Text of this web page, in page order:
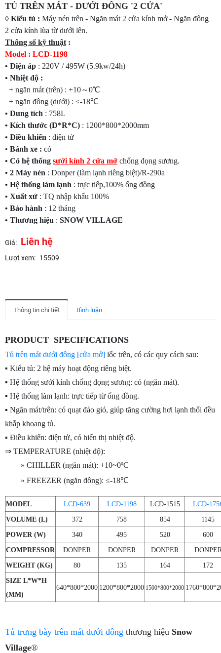
TỦ TRÊN MÁT - DƯỚI ĐÔNG '2 CỬA'
◊ Kiểu tủ : Máy nén trên - Ngăn mát 2 cửa kính mở - Ngăn đông
2 cửa kính lùa từ dưới lên.
Thông số kỹ thuật :
Model : LCD-1198
• Điện áp : 220V / 495W (5.9kw/24h)
• Nhiệt độ :
+ ngăn mát (trên) : +10～0℃
+ ngăn đông (dưới) : ≤-18℃
• Dung tích : 758L
• Kích thước (D*R*C) : 1200*800*2000mm
• Điều khiển : điện tử
• Bánh xe : có
• Có hệ thống sưởi kính 2 cửa mở chống đọng sương.
• 2 Máy nén : Donper (làm lạnh riêng biệt)/R-290a
• Hệ thống làm lạnh : trực tiếp,100% ống đồng
• Xuất xứ : TQ nhập khẩu 100%
• Bảo hành : 12 tháng
• Thương hiệu : SNOW VILLAGE
Giá: Liên hệ
Lượt xem: 15509
Thông tin chi tiết Bình luận
PRODUCT SPECIFICATIONS
Tủ trên mát dưới đông [cửa mở] lốc trên, có các quy cách sau:
▪ Kiểu tủ: 2 hệ máy hoạt động riêng biệt.
▪ Hệ thống sưởi kính chống đọng sương: có (ngăn mát).
▪ Hệ thống làm lạnh: trực tiếp từ ống đồng.
▪ Ngăn mát/trên: có quạt đảo gió, giúp tăng cường hơi lạnh thổi đều
khắp khoang tủ.
▪ Điều khiển: điện tử, có hiển thị nhiệt độ.
⇒ TEMPERATURE (nhiệt độ):
» CHILLER (ngăn mát): +10~0ºC
» FREEZER (ngăn đông): ≤-18℃
MODEL LCD-639 LCD-1198 LCD-1515 LCD-
VOLUME (L) 372 758 854 1145
POWER (W) 340 495 520 600
COMPRESSOR DONPER DONPER DONPER
WEIGHT (KG) 80 135 164 172
SIZE L*W*H
(MM)
640*800*2000 1200*800*2000 1500*800*2000
Tủ trưng bày trên mát dưới đông thương hiệu Snow
Village®